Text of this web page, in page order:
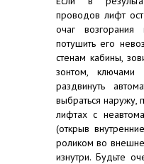
проводов лифт
очаг
потушить его
стенам кабины,
зонтом, ключами
раздвинуть
выбраться наружу,
лифтах с
(открыв
роликом во
изнутри. Будьте